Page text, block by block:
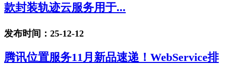
款封装轨迹云服务用于...
发布时间：25-12-12
腾讯位置服务11月新品速递！WebService排